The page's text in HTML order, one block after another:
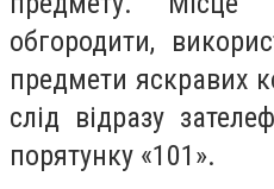
обгородити,
предмети яскравих
слід відразу
порятунку «101».